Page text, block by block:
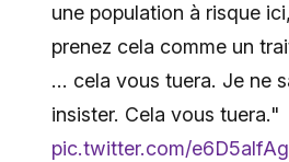
une population à risque
prenez cela comme un
… cela vous tuera. Je ne
insister. Cela vous tuera."
pic.twitter.com/